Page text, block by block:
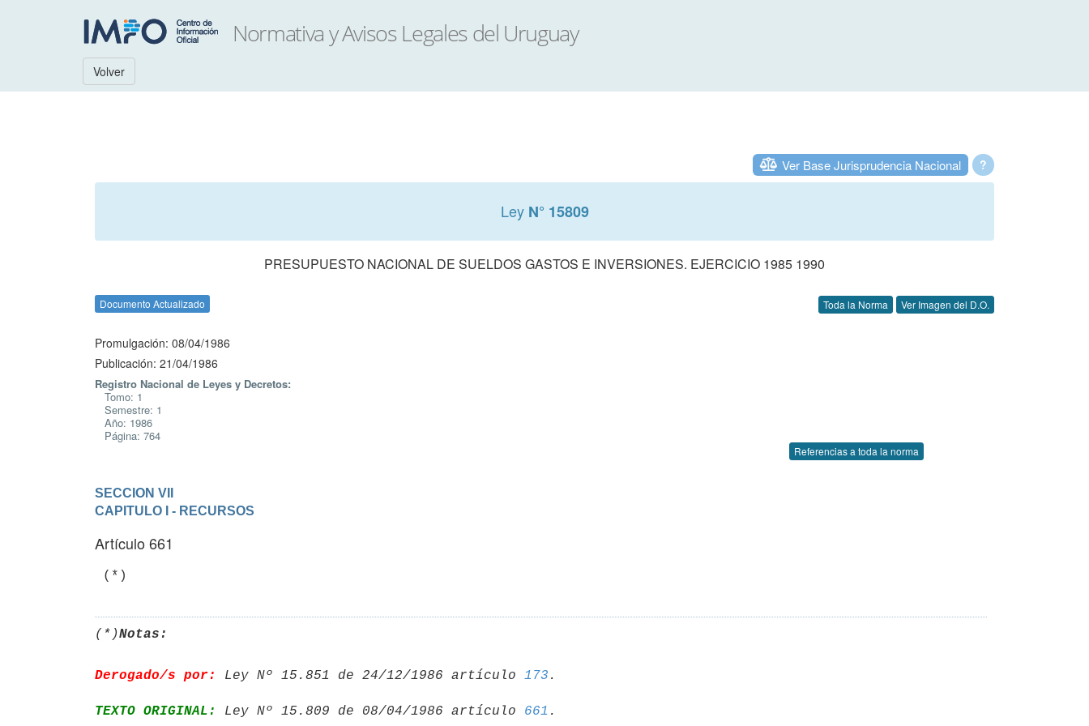
Volver
?
Ver Base Jurisprudencia Nacional
Ley N° 15809
PRESUPUESTO NACIONAL DE SUELDOS GASTOS E INVERSIONES. EJERCICIO 1985 1990
Documento Actualizado Toda la Norma Ver Imagen del D.O.
Promulgación: 08/04/1986
Publicación: 21/04/1986
Registro Nacional de Leyes y Decretos:
Tomo: 1
Semestre: 1
Año: 1986
Página: 764
Referencias a toda la norma
SECCION VII
CAPITULO I - RECURSOS
Artículo 661
(*)Notas:
Derogado/s por: Ley Nº 15.851 de 24/12/1986 artículo 173
TEXTO ORIGINAL: Ley Nº 15.809 de 08/04/1986 artículo 661